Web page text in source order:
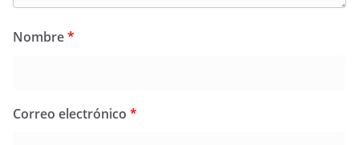
Nombre*
Correo electrónico *